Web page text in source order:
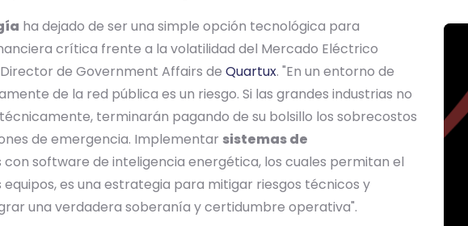
ha dejado de ser una simple opción tecnológica para
crítica frente a la volatilidad del Mercado Eléctrico
de Government Affairs de Quartux. "En un entorno de
de la red pública es un riesgo. Si las grandes industrias no
terminarán pagando de su bolsillo los sobrecostos
de emergencia. Implementar sistemas de
con software de inteligencia energética, los cuales permitan el
es una estrategia para mitigar riesgos técnicos y
una verdadera soberanía y certidumbre operativa".